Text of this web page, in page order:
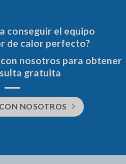
conseguir el equipo
de calor perfecto?
nosotros para obtener
gratuita
NOSOTROS